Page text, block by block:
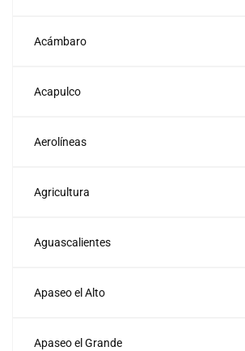
Acámbaro
Acapulco
Aerolíneas
Agricultura
Aguascalientes
Apaseo el Alto
Apaseo el Grande